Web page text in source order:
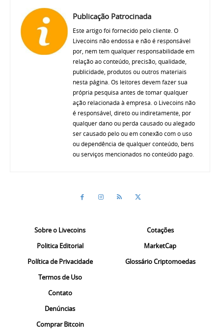
Publicação Patrocinada
Este artigo foi fornecido pelo cliente. O
Livecoins não endossa e não é responsável
por, nem tem qualquer responsabilidade em
relação ao conteúdo, precisão, qualidade,
publicidade, produtos ou outros materiais
nesta página. Os leitores devem fazer sua
própria pesquisa antes de tomar qualquer
ação relacionada à empresa. o Livecoins não
é responsável, direto ou indiretamente, por
qualquer dano ou perda causado ou alegado
ser causado pelo ou em conexão com o uso
ou dependência de qualquer conteúdo, bens
ou serviços mencionados no conteúdo pago.
Sobre o Livecoins
Politica Editorial
Política de Privacidade
Termos de Uso
Contato
Denúncias
Comprar Bitcoin
Cotações
MarketCap
Glossário Criptomoedas